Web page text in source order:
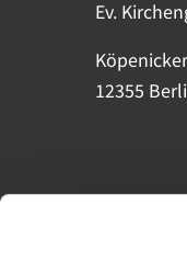
Ev.
12355